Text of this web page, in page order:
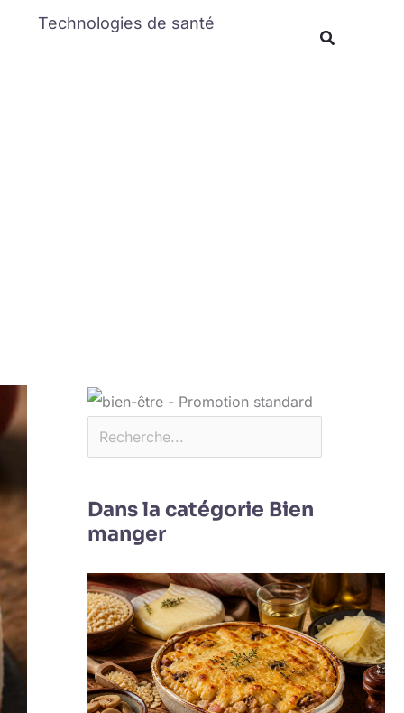
Technologies de santé
Rechercher
Dans la catégorie Bien
manger